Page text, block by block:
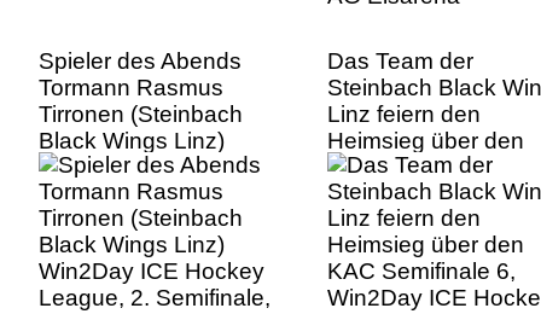
Spieler des Abends
Tormann Rasmus
Tirronen (Steinbach
Black Wings Linz)
Win2Day ICE Hockey
League, 2. Semifinale,
Steinbach Black Wings
Linz vs EC KAC, Linz
AG Eisarena
Das Team der
Steinbach Black
Linz feiern den
Heimsieg über den
KAC Semifinale 6,
Win2Day ICE
League, 2.
Steinbach Black
Linz vs EC KAC,
AG Eisarena